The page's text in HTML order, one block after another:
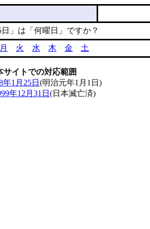
日」は「何曜日」ですか？
月 火 水 木 金 土
サイトでの対応範囲
年1月25日 (明治元年1月1日)
年12月31日 (日本滅亡済)